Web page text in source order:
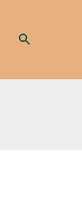
Rechercher